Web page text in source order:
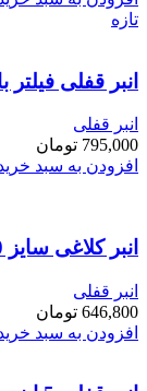
تازه
انبر قفلی فیلتر باز کن 10 اینچ
انبر قفلی
795,000 تومان
افزودن به سبد
انبر کلاغی سایز 10 اینچ تات مدل ERSS-10
انبر قفلی
646,800 تومان
افزودن به سبد